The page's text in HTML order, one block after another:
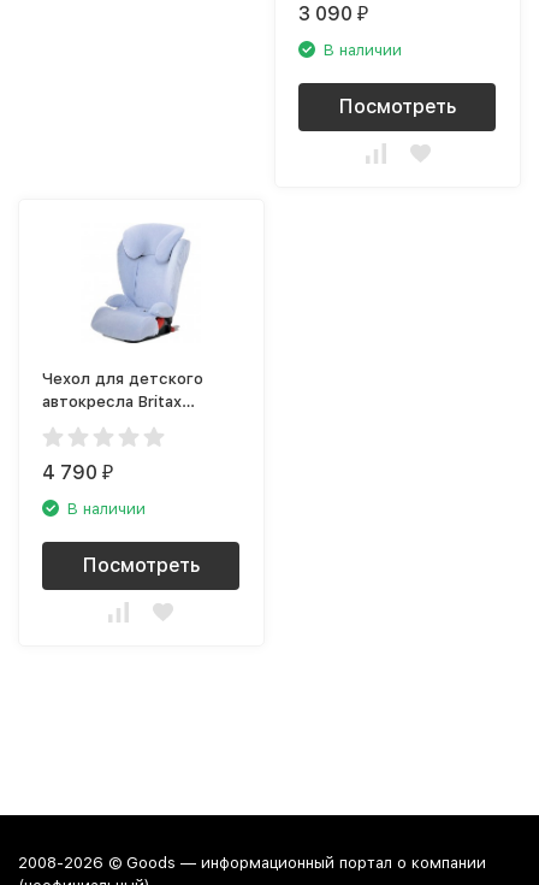
3 090₽
В наличии
Посмотреть
Чехол для детского
автокресла Britax
Roemer Kidfi X Blue,
голубой
4 790₽
В наличии
Посмотреть
2008-2026 © Goods — информационный портал о компании